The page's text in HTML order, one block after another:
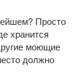
Просто
хранится
моющие
должно